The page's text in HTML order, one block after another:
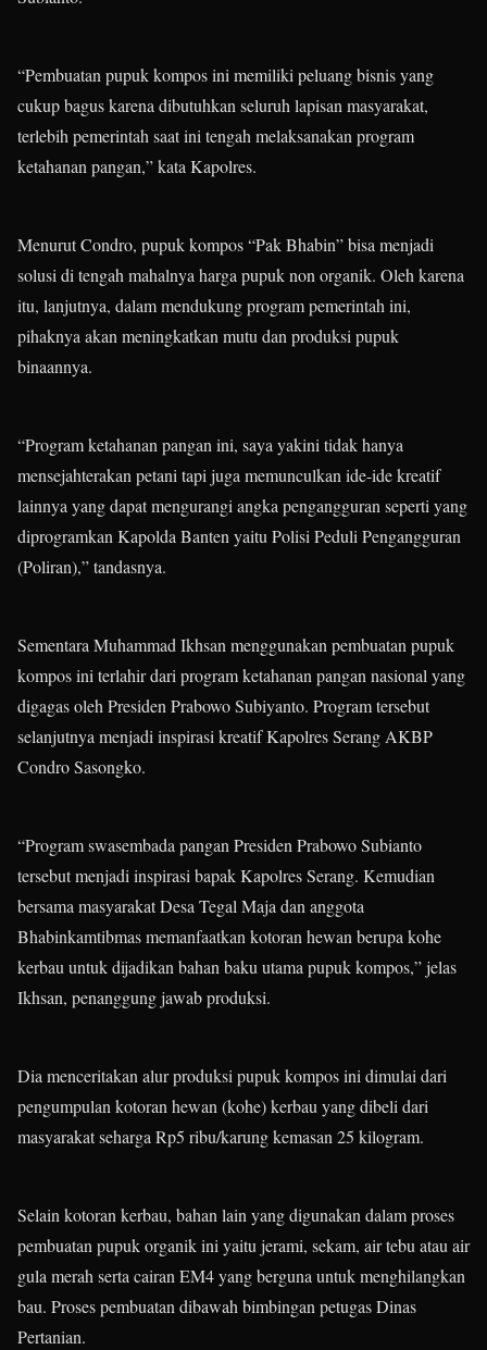
“Pembuatan pupuk kompos ini memiliki peluang bisnis yang
cukup bagus karena dibutuhkan seluruh lapisan masyarakat,
terlebih pemerintah saat ini tengah melaksanakan program
ketahanan pangan,” kata Kapolres.
Menurut Condro, pupuk kompos “Pak Bhabin” bisa menjadi
solusi di tengah mahalnya harga pupuk non organik. Oleh karena
itu, lanjutnya, dalam mendukung program pemerintah ini,
pihaknya akan meningkatkan mutu dan produksi pupuk
binaannya.
“Program ketahanan pangan ini, saya yakini tidak hanya
mensejahterakan petani tapi juga memunculkan ide-ide kreatif
lainnya yang dapat mengurangi angka pengangguran seperti yang
diprogramkan Kapolda Banten yaitu Polisi Peduli Pengangguran
(Poliran),” tandasnya.
Sementara Muhammad Ikhsan menggunakan pembuatan pupuk
kompos ini terlahir dari program ketahanan pangan nasional yang
digagas oleh Presiden Prabowo Subiyanto. Program tersebut
selanjutnya menjadi inspirasi kreatif Kapolres Serang AKBP
Condro Sasongko.
“Program swasembada pangan Presiden Prabowo Subianto
tersebut menjadi inspirasi bapak Kapolres Serang. Kemudian
bersama masyarakat Desa Tegal Maja dan anggota
Bhabinkamtibmas memanfaatkan kotoran hewan berupa kohe
kerbau untuk dijadikan bahan baku utama pupuk kompos,” jelas
Ikhsan, penanggung jawab produksi.
Dia menceritakan alur produksi pupuk kompos ini dimulai dari
pengumpulan kotoran hewan (kohe) kerbau yang dibeli dari
masyarakat seharga Rp5 ribu/karung kemasan 25 kilogram.
Selain kotoran kerbau, bahan lain yang digunakan dalam proses
pembuatan pupuk organik ini yaitu jerami, sekam, air tebu atau air
gula merah serta cairan EM4 yang berguna untuk menghilangkan
bau. Proses pembuatan dibawah bimbingan petugas Dinas
Pertanian.